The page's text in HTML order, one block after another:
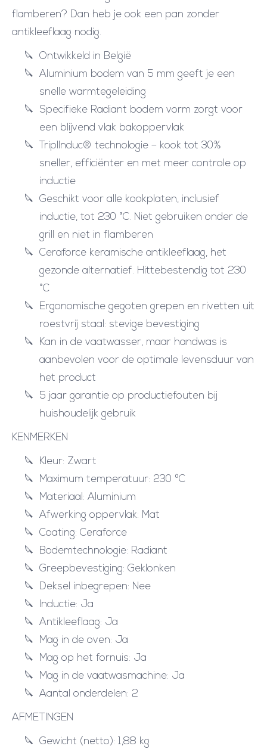
flamberen? Dan heb je ook een pan zonder
antikleeflaag nodig.
Ontwikkeld in België
Aluminium bodem van 5 mm geeft je een
snelle warmtegeleiding
Specifieke Radiant bodem vorm zorgt voor
een blijvend vlak bakoppervlak
TriplInduc® technologie – kook tot 30%
sneller, efficiënter en met meer controle op
inductie
Geschikt voor alle kookplaten, inclusief
inductie, tot 230 °C. Niet gebruiken onder de
grill en niet in flamberen
Ceraforce keramische antikleeflaag, het
gezonde alternatief. Hittebestendig tot 230
°C
Ergonomische gegoten grepen en rivetten uit
roestvrij staal: stevige bevestiging
Kan in de vaatwasser, maar handwas is
aanbevolen voor de optimale levensduur van
het product
5 jaar garantie op productiefouten bij
huishoudelijk gebruik
KENMERKEN
Kleur: Zwart
Maximum temperatuur: 230 ºC
Materiaal: Aluminium
Afwerking oppervlak: Mat
Coating: Ceraforce
Bodemtechnologie: Radiant
Greepbevestiging: Geklonken
Deksel inbegrepen: Nee
Inductie: Ja
Antikleeflaag: Ja
Mag in de oven: Ja
Mag op het fornuis: Ja
Mag in de vaatwasmachine: Ja
Aantal onderdelen: 2
AFMETINGEN
Gewicht (netto): 1,88 kg